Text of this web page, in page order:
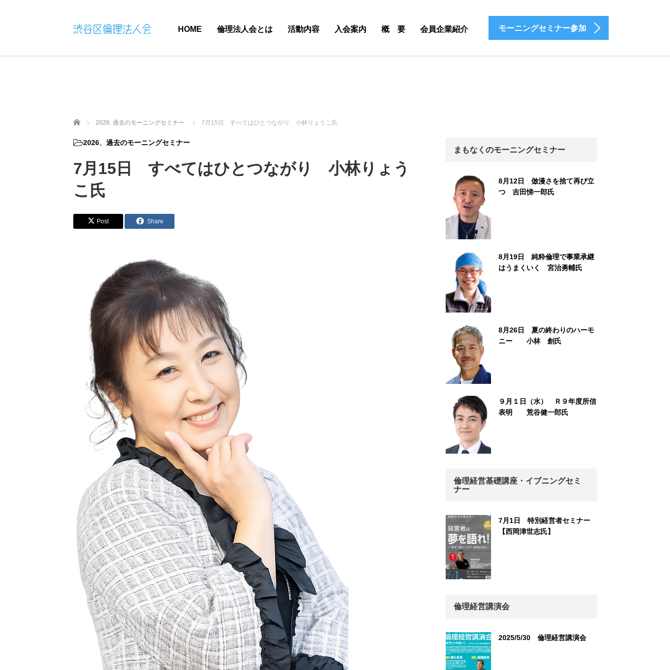
HOME 倫理法人会とは 活動内容 入会案内 概 要 会員企業紹介 モーニングセミナー参加
ホーム 2026, 過去のモーニングセミナー 7月15日 すべてはひとつながり 小林りょうこ氏
2026、 過去のモーニングセミナー
7月15日 すべてはひとつながり 小林りょう
こ氏
Post Share
まもなくのモーニングセミナー
8月12日 倣漫さを捨て再び立
つ 吉田悌一郎氏
8月19日 純粋倫理で事業承継
はうまくいく 宮治勇輔氏
8月26日 夏の終わりのハーモ
ニー 小林 創氏
９月１日（水） Ｒ９年度所信
表明 荒谷健一郎氏
倫理経営基礎講座・イブニングセミ
ナー
7月1日 特別経営者セミナー
【西岡津世志氏】
倫理経営講演会
2025/5/30 倫理経営講演会